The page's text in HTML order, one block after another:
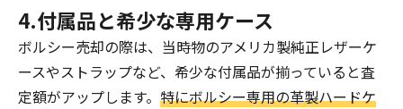
4.付属品と希少な専用ケース
ボルシー売却の際は、当時物のアメリカ製純正レザーケ
ースやストラップなど、希少な付属品が揃っていると査
定額がアップします。 特にボルシー専用の革製ハードケ